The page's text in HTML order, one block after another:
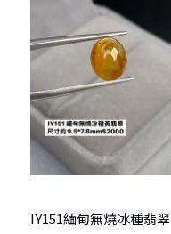
IY151緬甸無燒冰種翡翠